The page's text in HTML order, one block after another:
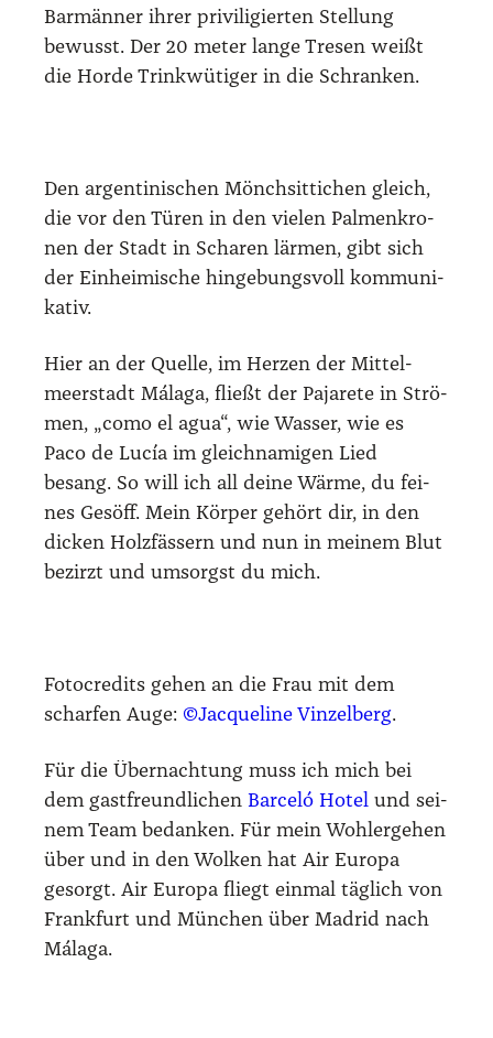
Bar­män­ner ihrer pri­vi­li­gier­ten Stel­lung
bewusst. Der 20 meter lan­ge Tre­sen weißt
die Hor­de Trink­wü­ti­ger in die Schran­ken.
Den argen­ti­ni­schen Mönch­sit­ti­chen gleich,
die vor den Türen in den vie­len Pal­men­kro­
nen der Stadt in Scha­ren lär­men, gibt sich
der Ein­hei­mi­sche hin­ge­bungs­voll kom­mu­ni­
ka­tiv.
Hier an der Quel­le, im Her­zen der Mit­tel­
meer­stadt Mála­ga, fließt der Paja­re­te in Strö­
men, „como el agua“, wie Was­ser, wie es
Paco de Lucía im gleich­na­mi­gen Lied
besang. So will ich all dei­ne Wär­me, du fei­
nes Gesöff. Mein Kör­per gehört dir, in den
dicken Holz­fäs­sern und nun in mei­nem Blut
bezirzt und umsorgst du mich.
Foto­credits gehen an die Frau mit dem
schar­fen Auge: ©Jac­que­line Vin­zel­berg.
Für die Über­nach­tung muss ich mich bei
dem gast­freund­li­chen Bar­celó Hotel und sei­
nem Team bedan­ken. Für mein Wohl­erge­hen
über und in den Wol­ken hat Air Euro­pa
gesorgt. Air Euro­pa fliegt ein­mal täg­lich von
Frank­furt und Mün­chen über Madrid nach
Mála­ga.